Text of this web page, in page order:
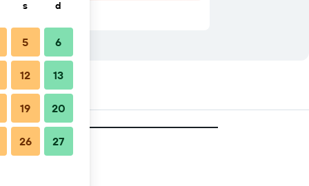
s d
5 6
12 13
19 20
26 27